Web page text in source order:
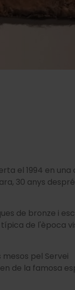
el 1994 en una
30 anys
de bronze i
de l'època
pel Servei
de la famosa